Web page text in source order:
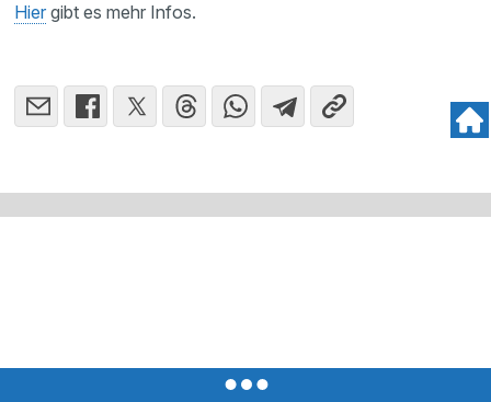
Hier gibt es mehr Infos.